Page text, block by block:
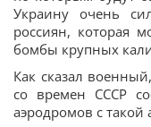
Украину очень
россиян, которая
бомбы крупных
Как сказал
со времен СССР
аэродромов с такой